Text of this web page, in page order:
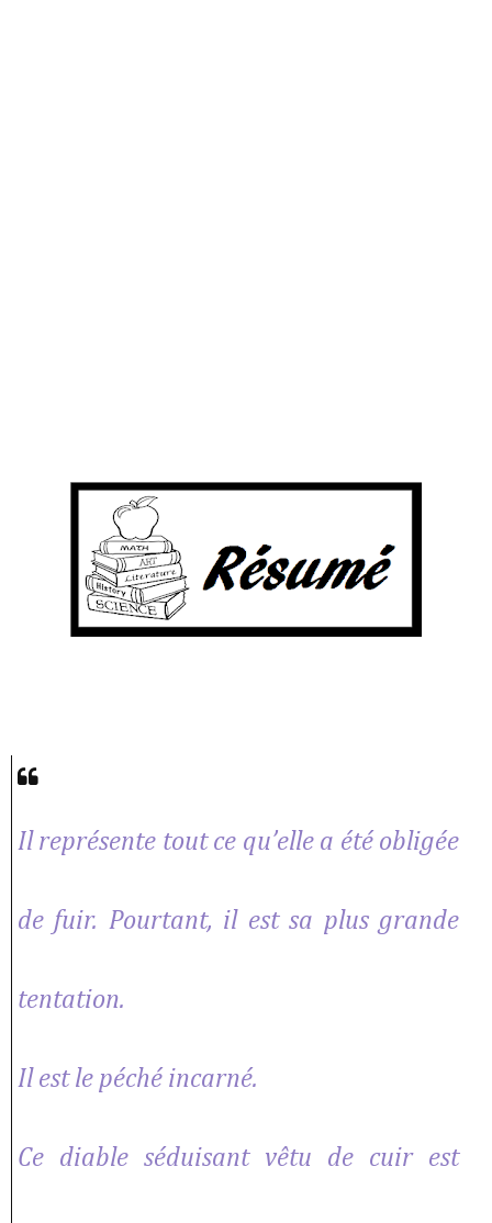
Il représente tout ce qu’elle a été obligée
de fuir. Pourtant, il est sa plus grande
tentation.
Il est le péché incarné.
Ce diable séduisant vêtu de cuir est